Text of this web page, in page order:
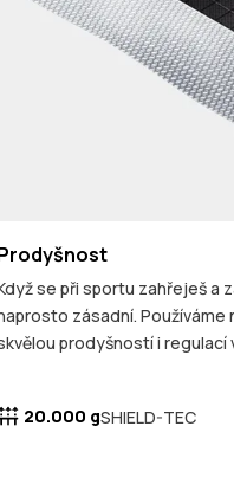
se při sportu zahřeješ a
zásadní. Používáme
prodyšností i regulací
20.000 gSHIELD-TEC